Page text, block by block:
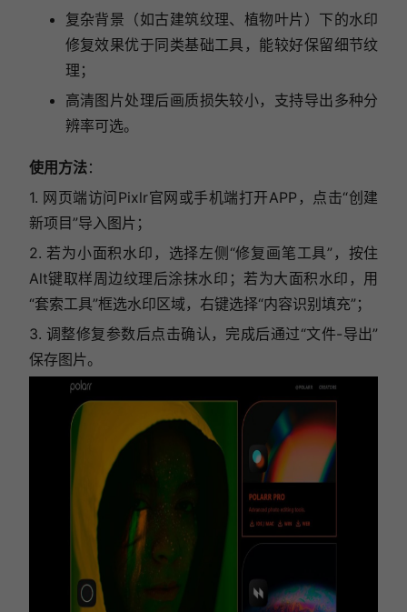
复杂背景（如古建筑纹理、植物叶片）下的水印
修复效果优于同类基础工具，能较好保留细节纹
理；
高清图片处理后画质损失较小，支持导出多种分
辨率可选。
使用方法：
1. 网页端访问Pixlr官网或手机端打开APP，点击“创建
新项目”导入图片；
2. 若为小面积水印，选择左侧“修复画笔工具”，按住
Alt键取样周边纹理后涂抹水印；若为大面积水印，用
“套索工具”框选水印区域，右键选择“内容识别填充”；
3. 调整修复参数后点击确认，完成后通过“文件-导出”
保存图片。